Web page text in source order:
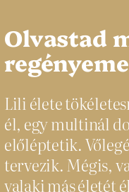
Olvastad
Lili élete
él, egy multinál
előléptetik.
tervezik. Mégis,
valaki más életét